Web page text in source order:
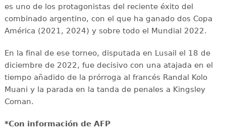
es uno de los protagonistas del reciente éxito del
combinado argentino, con el que ha ganado dos Copa
América (2021, 2024) y sobre todo el Mundial 2022.
En la final de ese torneo, disputada en Lusail el 18 de
diciembre de 2022, fue decisivo con una atajada en el
tiempo añadido de la prórroga al francés Randal Kolo
Muani y la parada en la tanda de penales a Kingsley
Coman.
*Con información de AFP